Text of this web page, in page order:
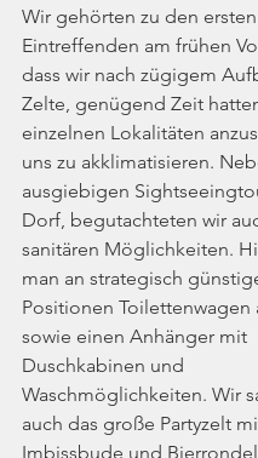
Wir gehörten zu den ersten
Eintreffenden am frühen
dass wir nach zügigem
Zelte, genügend Zeit
einzelnen Lokalitäten
uns zu akklimatisieren.
ausgiebigen
Dorf, begutachteten wir
sanitären Möglichkeiten.
man an strategisch
Positionen Toilettenwagen
sowie einen Anhänger mit
Duschkabinen und
Waschmöglichkeiten. Wir
auch das große Partyzelt
Imbissbude und